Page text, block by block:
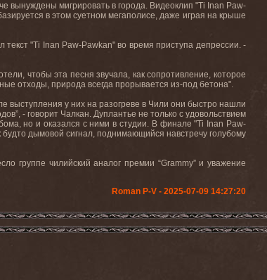
вынуждены мигрировать в города. Видеоклип "Ti Inan Paw-
в этом суетном мегаполисе, даже играя на крыше
"Ti Inan Paw-Pawkan" во время приступа депрессии. -
чтобы эта песня звучала, как сопротивление, которое
отходы, природа всегда прорывается из-под бетона".
выступления у них на разогреве в Чили они быстро нашли
- говорит Чалкан. Дуплантье не только с удовольствием
но и оказался с ними в студии. В финале "Ti Inan Paw-
будто дымовой сигнал, поднимающийся навстречу голубому
группе чилийский аналог премии “Grammy” и уважение
Roman P-V - 2025-07-09 14:27:20